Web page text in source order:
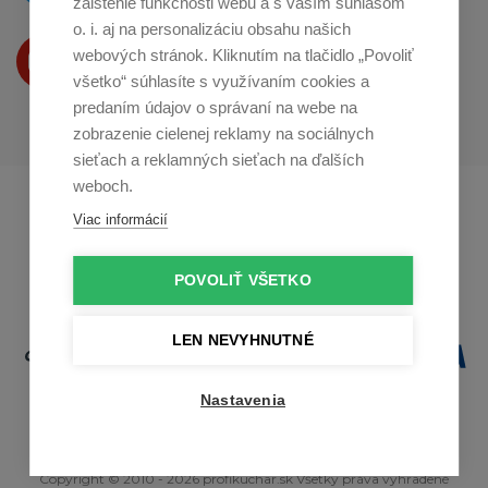
Produkty Vám predstavujeme
na Youtube
Profikuchař.cz
Copyright © 2010 - 2026 profikuchar.sk Všetky práva vyhradené
o. i. aj na personalizáciu obsahu našich
webových stránok. Kliknutím na tlačidlo „Povoliť
všetko“ súhlasíte s využívaním cookies a
predaním údajov o správaní na webe na
zobrazenie cielenej reklamy na sociálnych
sieťach a reklamných sieťach na ďalších
weboch.
Viac informácií
POVOLIŤ VŠETKO
LEN NEVYHNUTNÉ
Nastavenia